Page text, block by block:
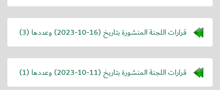
قرارات اللجنة المنشورة بتاريخ (2023-10-16) وعددها (3)
قرارات اللجنة المنشورة بتاريخ (2023-10-11) وعددها (1)